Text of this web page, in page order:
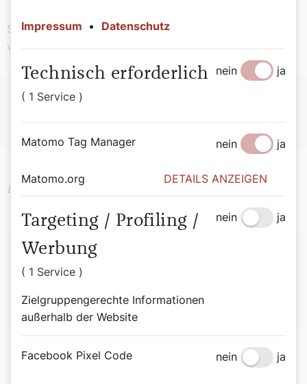
Sei nie allzu hartnäckig, zumal in Dingen, an denen
wenig gelegen ist.
geistlichen Lebens, Band III, Die Neuzeit
Ende der Serie "Sommerbriefe".
Autor:
Impressum • Datenschutz
Technisch erforderlich
( 1 Service )
nein ja
Matomo Tag Manager nein ja
Matomo.org DETAILS ANZEIGEN
Targeting / Profiling /
Werbung
( 1 Service )
Zielgruppengerechte Informationen
außerhalb der Website
nein ja
Facebook Pixel Code nein ja